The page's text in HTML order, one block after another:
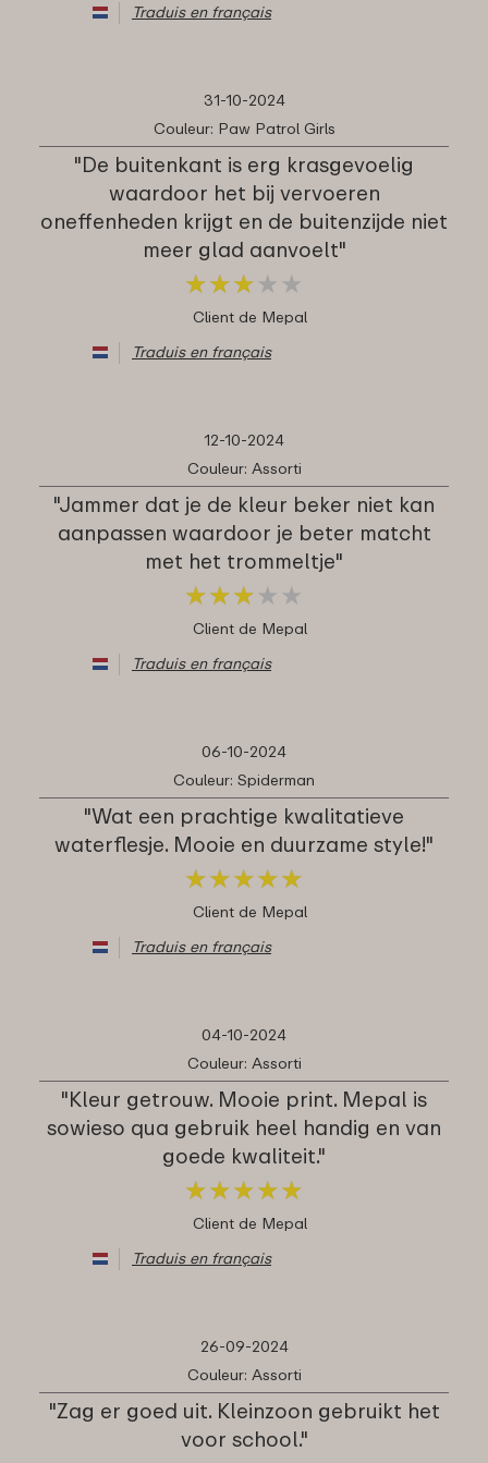
Traduis en français
31-10-2024
Couleur: Paw Patrol Girls
"De buitenkant is erg krasgevoelig
waardoor het bij vervoeren
oneffenheden krijgt en de buitenzijde niet
meer glad aanvoelt"
★★★ ★ ★
★★★ ★ ★
Client de Mepal
Traduis en français
12-10-2024
Couleur: Assorti
"Jammer dat je de kleur beker niet kan
aanpassen waardoor je beter matcht
met het trommeltje"
★★★ ★ ★
★★★ ★ ★
Client de Mepal
Traduis en français
06-10-2024
Couleur: Spiderman
"Wat een prachtige kwalitatieve
waterflesje. Mooie en duurzame style!"
★★★★★
★★★★★
Client de Mepal
Traduis en français
04-10-2024
Couleur: Assorti
"Kleur getrouw. Mooie print. Mepal is
sowieso qua gebruik heel handig en van
goede kwaliteit."
★★★★★
★★★★★
Client de Mepal
Traduis en français
26-09-2024
Couleur: Assorti
"Zag er goed uit. Kleinzoon gebruikt het
voor school."